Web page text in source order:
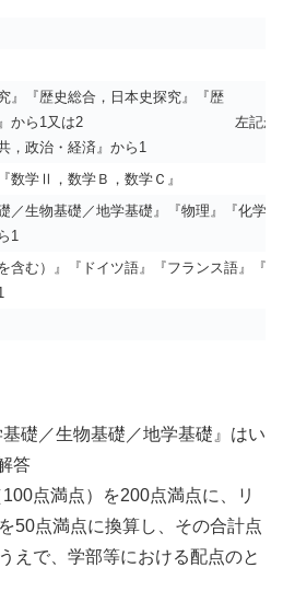
』『歴史総合，日本史探究』『歴
から1又は2
，政治・経済』から1
左記か
数学Ⅱ，数学Ｂ，数学Ｃ 』
／生物基礎／地学基礎』『物理』『化学』
1
含む）』『ドイツ語』『フランス語』『
礎／生物基礎／地学基礎』はい
答
点満点）を200点満点に、リ
50点満点に換算し、その合計点
えで、学部等における配点のと